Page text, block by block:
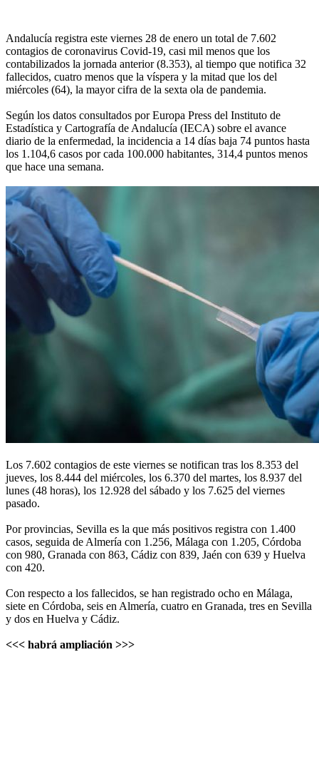
Andalucía registra este viernes 28 de enero un total de 7.602
contagios de coronavirus Covid-19, casi mil menos que los
contabilizados la jornada anterior (8.353), al tiempo que notifica 32
fallecidos, cuatro menos que la víspera y la mitad que los del
miércoles (64), la mayor cifra de la sexta ola de pandemia.
Según los datos consultados por Europa Press del Instituto de
Estadística y Cartografía de Andalucía (IECA) sobre el avance
diario de la enfermedad, la incidencia a 14 días baja 74 puntos hasta
los 1.104,6 casos por cada 100.000 habitantes, 314,4 puntos menos
que hace una semana.
Los 7.602 contagios de este viernes se notifican tras los 8.353 del
jueves, los 8.444 del miércoles, los 6.370 del martes, los 8.937 del
lunes (48 horas), los 12.928 del sábado y los 7.625 del viernes
pasado.
Por provincias, Sevilla es la que más positivos registra con 1.400
casos, seguida de Almería con 1.256, Málaga con 1.205, Córdoba
con 980, Granada con 863, Cádiz con 839, Jaén con 639 y Huelva
con 420.
Con respecto a los fallecidos, se han registrado ocho en Málaga,
siete en Córdoba, seis en Almería, cuatro en Granada, tres en Sevilla
y dos en Huelva y Cádiz.
<<< habrá ampliación >>>